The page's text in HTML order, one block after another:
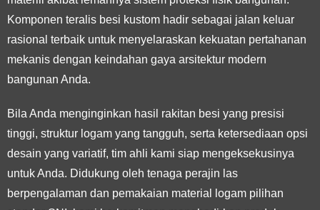
Komponen teralis besi kustom hadir sebagai jalan keluar
rasional terbaik untuk menyelaraskan kekuatan pertahanan
mekanis dengan keindahan gaya arsitektur modern
bangunan Anda.
Bila Anda menginginkan hasil rakitan besi yang presisi
tinggi, struktur logam yang tangguh, serta ketersediaan opsi
desain yang variatif, tim ahli kami siap mengeksekusinya
untuk Anda. Didukung oleh tenaga perajin las
berpengalaman dan pemakaian material logam pilihan